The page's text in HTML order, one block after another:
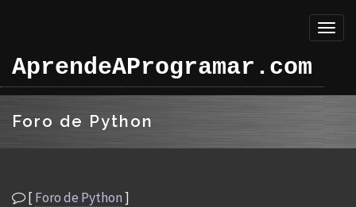
AprendeAProgramar.com
Foro de Python
[Foro de Python]